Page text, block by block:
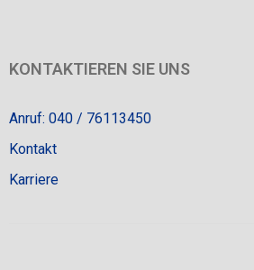
KONTAKTIEREN SIE UNS
Anruf: 040 / 76113450
Kontakt
Karriere